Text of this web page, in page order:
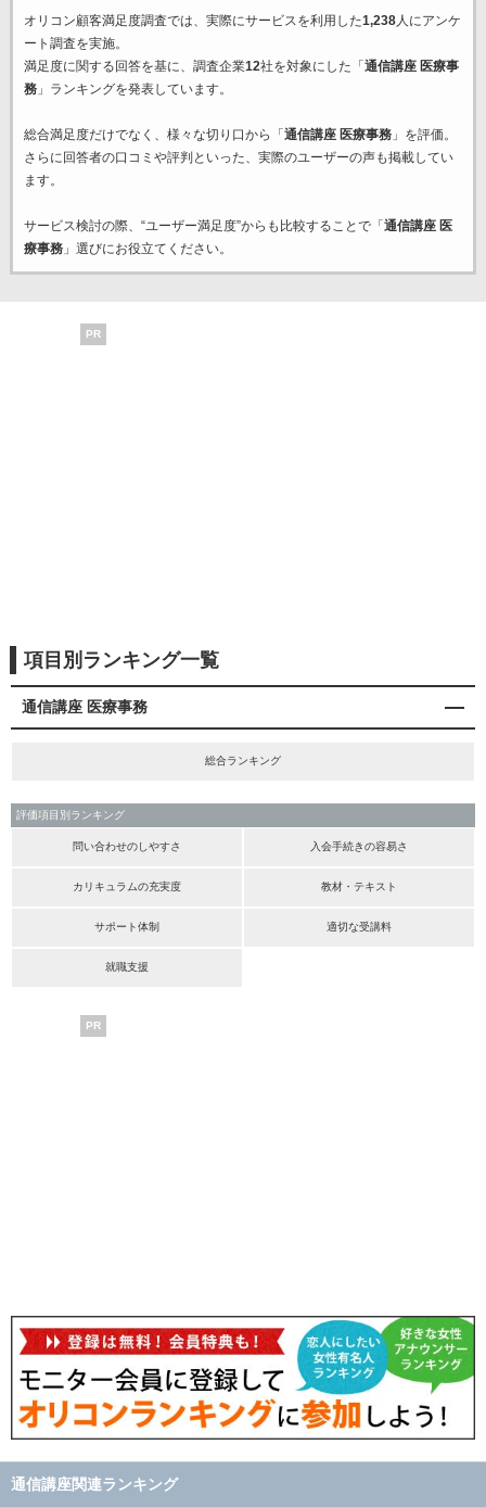
オリコン顧客満足度調査では、実際にサービスを利用した1,238人にアンケ
ート調査を実施。
満足度に関する回答を基に、調査企業12社を対象にした「 通信講座 医療事
務」ランキングを発表しています。
総合満足度だけでなく、様々な切り口から「 通信講座 医療事務」を評価。
さらに回答者の口コミや評判といった、実際のユーザーの声も掲載してい
ます。
サービス検討の際、“ユーザー満足度”からも比較することで「 通信講座 医
療事務」選びにお役立てください。
PR
項目別ランキング一覧
通信講座 医療事務
総合ランキング
評価項目別ランキング
問い合わせのしやすさ 入会手続きの容易さ
カリキュラムの充実度 教材・テキスト
サポート体制 適切な受講料
就職支援
PR
通信講座関連ランキング